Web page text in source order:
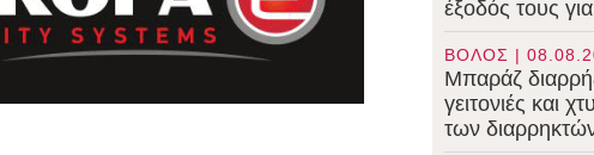
έξοδός τους
ΒΟΛΟΣ |
Μπαράζ
γειτονιές και
των